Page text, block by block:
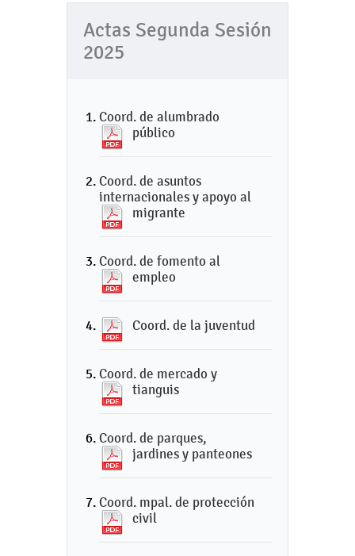
Actas Segunda Sesión
2025
Coord. de alumbrado
público
Coord. de asuntos
internacionales y apoyo al
migrante
Coord. de fomento al
empleo
Coord. de la juventud
Coord. de mercado y
tianguis
Coord. de parques,
jardines y panteones
Coord. mpal. de protección
civil